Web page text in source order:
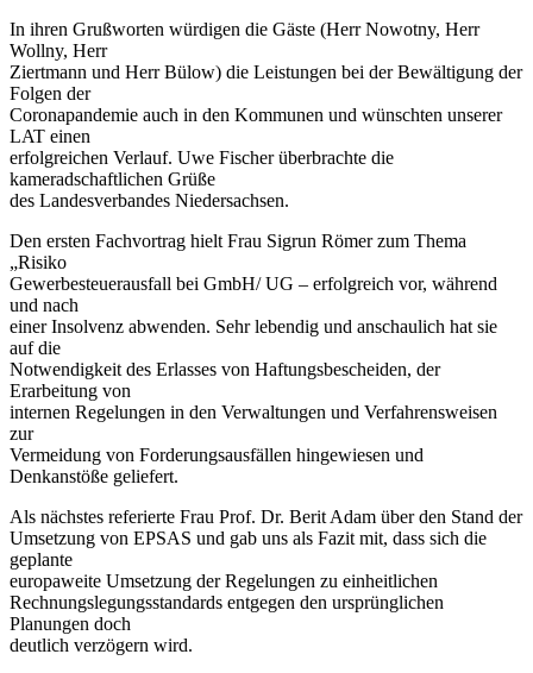
In ihren Grußworten würdigen die Gäste (Herr Nowotny, Herr
Wollny, Herr
Ziertmann und Herr Bülow) die Leistungen bei der Bewältigung der
Folgen der
Coronapandemie auch in den Kommunen und wünschten unserer
LAT einen
erfolgreichen Verlauf. Uwe Fischer überbrachte die
kameradschaftlichen Grüße
des Landesverbandes Niedersachsen.
Den ersten Fachvortrag hielt Frau Sigrun Römer zum Thema
„Risiko
Gewerbesteuerausfall bei GmbH/ UG – erfolgreich vor, während
und nach
einer Insolvenz abwenden. Sehr lebendig und anschaulich hat sie
auf die
Notwendigkeit des Erlasses von Haftungsbescheiden, der
Erarbeitung von
internen Regelungen in den Verwaltungen und Verfahrensweisen
zur
Vermeidung von Forderungsausfällen hingewiesen und
Denkanstöße geliefert.
Als nächstes referierte Frau Prof. Dr. Berit Adam über den Stand der
Umsetzung von EPSAS und gab uns als Fazit mit, dass sich die
geplante
europaweite Umsetzung der Regelungen zu einheitlichen
Rechnungslegungsstandards entgegen den ursprünglichen
Planungen doch
deutlich verzögern wird.